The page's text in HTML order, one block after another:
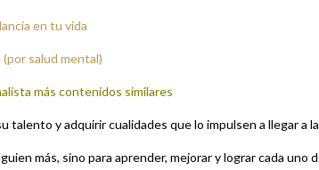
en tu vida
salud mental)
más contenidos similares
talento y adquirir cualidades que lo impulsen a llegar a
más, sino para aprender, mejorar y lograr cada uno